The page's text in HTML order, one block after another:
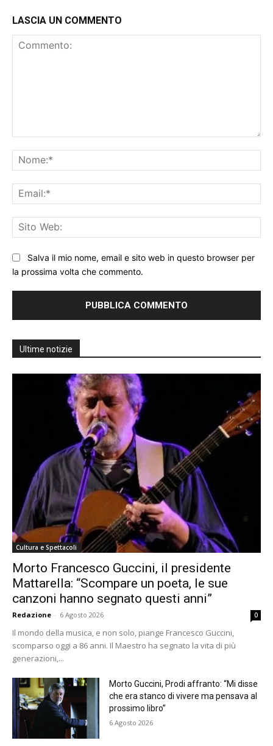
LASCIA UN COMMENTO
Salva il mio nome, email e sito web in questo browser per
la prossima volta che commento.
Ultime notizie
Cultura e Spettacoli
Morto Francesco Guccini, il presidente
Mattarella: “Scompare un poeta, le sue
canzoni hanno segnato questi anni”
Redazione - 6 Agosto 2026 0
Il mondo della musica, e non solo, piange Francesco Guccini,
scomparso oggi a 86 anni. Il Maestro ha segnato la vita di più
generazioni,...
Morto Guccini, Prodi affranto: “Mi disse
che era stanco di vivere ma pensava al
prossimo libro”
6 Agosto 2026